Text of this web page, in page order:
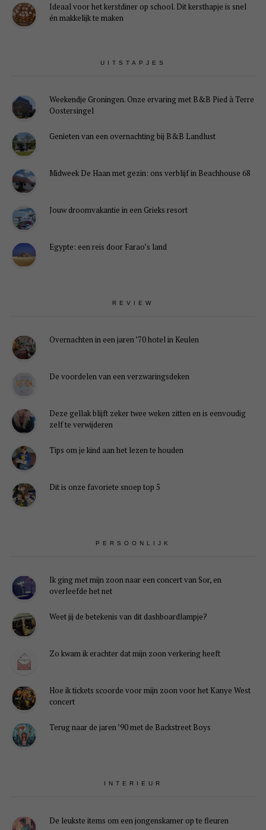
Ideaal voor het kerstdiner op school. Dit kersthapje is snel
én makkelijk te maken
UITSTAPJES
Weekendje Groningen. Onze ervaring met B&B Pied à Terre
Oostersingel
Genieten van een overnachting bij B&B Landlust
Midweek De Haan met gezin: ons verblijf in Beachhouse 68
Jouw droomvakantie in een Grieks resort
Egypte: een reis door Farao’s land
REVIEW
Overnachten in een jaren ’70 hotel in Keulen
De voordelen van een verzwaringsdeken
Deze gellak blijft zeker twee weken zitten en is eenvoudig
zelf te verwijderen
Tips om je kind aan het lezen te houden
Dit is onze favoriete snoep top 5
PERSOONLIJK
Ik ging met mijn zoon naar een concert van Sor, en
overleefde het net
Weet jij de betekenis van dit dashboardlampje?
Zo kwam ik erachter dat mijn zoon verkering heeft
Hoe ik tickets scoorde voor mijn zoon voor het Kanye West
concert
Terug naar de jaren ’90 met de Backstreet Boys
INTERIEUR
De leukste items om een jongenskamer op te fleuren